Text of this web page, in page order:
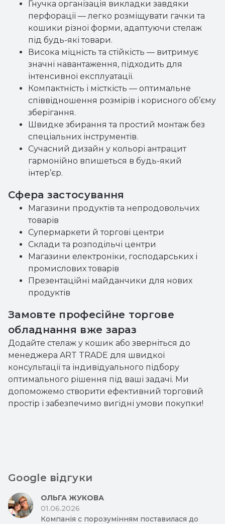
Гнучка організація викладки завдяки
перфорації — легко розміщувати гачки та
кошики різної форми, адаптуючи стелаж
під будь-які товари.
Висока міцність та стійкість — витримує
значні навантаження, підходить для
інтенсивної експлуатації.
Компактність і місткість — оптимальне
співвідношення розмірів і корисного об’єму
зберігання.
Швидке збирання та простий монтаж без
спеціальних інструментів.
Сучасний дизайн у кольорі антрацит
гармонійно впишеться в будь-який
інтер’єр.
Сфера застосування
Магазини продуктів та непродовольчих
товарів
Супермаркети й торгові центри
Склади та розподільчі центри
Магазини електроніки, господарських і
промислових товарів
Презентаційні майданчики для нових
продуктів
Замовте професійне торгове
обладнання вже зараз
Додайте стелаж у кошик або зверніться до
менеджера ART TRADE для швидкої
консультації та індивідуального підбору
оптимального рішення під ваші задачі. Ми
допоможемо створити ефективний торговий
простір і забезпечимо вигідні умови покупки!
Google відгуки
ОЛЬГА ЖУКОВА
01.06.2026
Компанія с порозумінням поставилася до